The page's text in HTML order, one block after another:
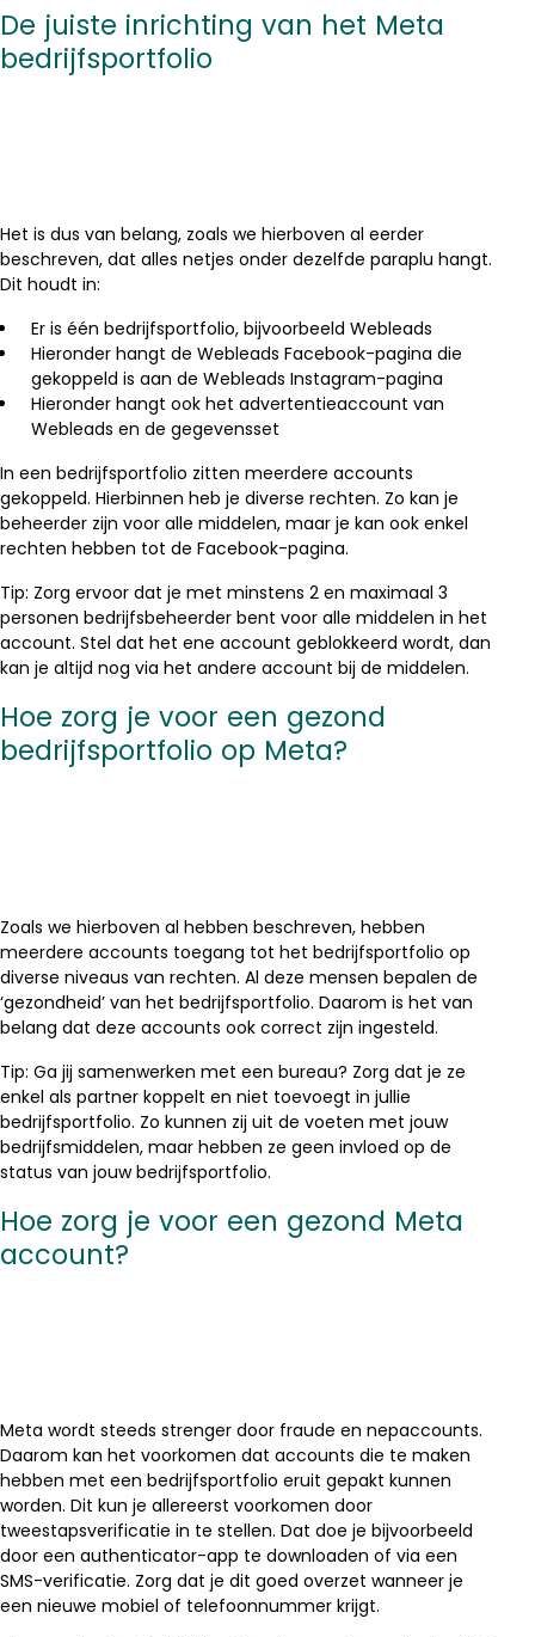
De juiste inrichting van het Meta
bedrijfsportfolio
Het is dus van belang, zoals we hierboven al eerder
beschreven, dat alles netjes onder dezelfde paraplu hangt.
Dit houdt in:
Er is één bedrijfsportfolio, bijvoorbeeld Webleads
Hieronder hangt de Webleads Facebook-pagina die
gekoppeld is aan de Webleads Instagram-pagina
Hieronder hangt ook het advertentieaccount van
Webleads en de gegevensset
In een bedrijfsportfolio zitten meerdere accounts
gekoppeld. Hierbinnen heb je diverse rechten. Zo kan je
beheerder zijn voor alle middelen, maar je kan ook enkel
rechten hebben tot de Facebook-pagina.
Tip: Zorg ervoor dat je met minstens 2 en maximaal 3
personen bedrijfsbeheerder bent voor alle middelen in het
account. Stel dat het ene account geblokkeerd wordt, dan
kan je altijd nog via het andere account bij de middelen.
Hoe zorg je voor een gezond
bedrijfsportfolio op Meta?
Zoals we hierboven al hebben beschreven, hebben
meerdere accounts toegang tot het bedrijfsportfolio op
diverse niveaus van rechten. Al deze mensen bepalen de
‘gezondheid’ van het bedrijfsportfolio. Daarom is het van
belang dat deze accounts ook correct zijn ingesteld.
Tip: Ga jij samenwerken met een bureau? Zorg dat je ze
enkel als partner koppelt en niet toevoegt in jullie
bedrijfsportfolio. Zo kunnen zij uit de voeten met jouw
bedrijfsmiddelen, maar hebben ze geen invloed op de
status van jouw bedrijfsportfolio.
Hoe zorg je voor een gezond Meta
account?
Meta wordt steeds strenger door fraude en nepaccounts.
Daarom kan het voorkomen dat accounts die te maken
hebben met een bedrijfsportfolio eruit gepakt kunnen
worden. Dit kun je allereerst voorkomen door
tweestapsverificatie in te stellen. Dat doe je bijvoorbeeld
door een authenticator-app te downloaden of via een
SMS-verificatie. Zorg dat je dit goed overzet wanneer je
een nieuwe mobiel of telefoonnummer krijgt.